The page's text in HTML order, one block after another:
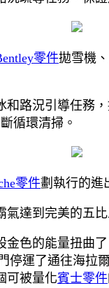
零件拋雪機
路況引導任務
循環清掃。
零件劃執行的進
達到完美的五
色的能量扭曲
停運了通往海拉
可被量化賓士零件